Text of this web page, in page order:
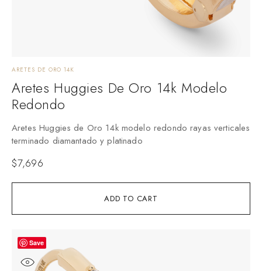
ADD TO CART
ARETES DE ORO 14K
Aretes Huggies De Oro 14k Modelo
Redondo
Aretes Huggies de Oro 14k modelo redondo rayas verticales
terminado diamantado y platinado
$7,696
Save